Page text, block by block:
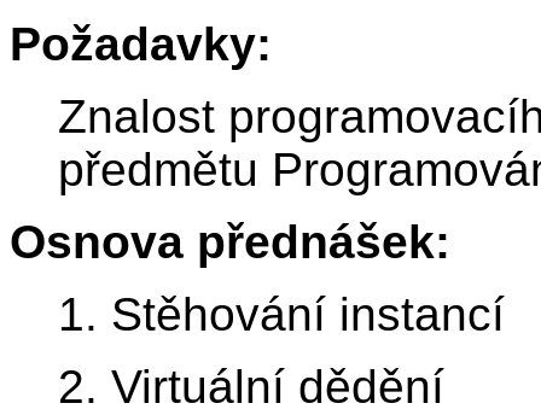
Požadavky:
Znalost
předmětu
Osnova přednášek:
1. Stěhování instancí
2. Virtuální dědění